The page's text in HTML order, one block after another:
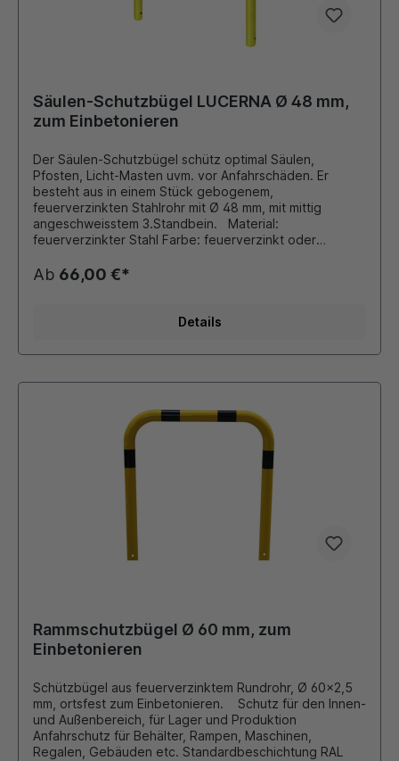
Säulen-Schutzbügel LUCERNA Ø 48 mm,
zum Einbetonieren
Der Säulen-Schutzbügel schütz optimal Säulen,
Pfosten, Licht-Masten uvm. vor Anfahrschäden. Er
besteht aus in einem Stück gebogenem,
feuerverzinkten Stahlrohr mit Ø 48 mm, mit mittig
angeschweisstem 3.Standbein. Material:
feuerverzinkter Stahl Farbe: feuerverzinkt oder
mm Gesamtlänge: 500 mm Höhe über Boden: 600 mm,
Gesamthöhe: 900 mm für Innen- oder Außenbereiche
Ab 66,00 €*
Details
Rammschutzbügel Ø 60 mm, zum
Einbetonieren
Schützbügel aus feuerverzinktem Rundrohr, Ø 60x2,5
mm, ortsfest zum Einbetonieren. Schutz für den Innen-
und Außenbereich, für Lager und Produktion
Anfahrschutz für Behälter, Rampen, Maschinen,
Regalen, Gebäuden etc. Standardbeschichtung RAL